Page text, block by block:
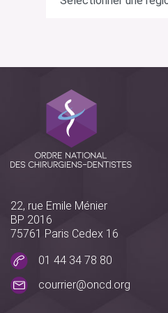
22, rue Emile Ménier
BP 2016
75761 Paris Cedex 16
01 44 34 78 80
courrier@oncd.org